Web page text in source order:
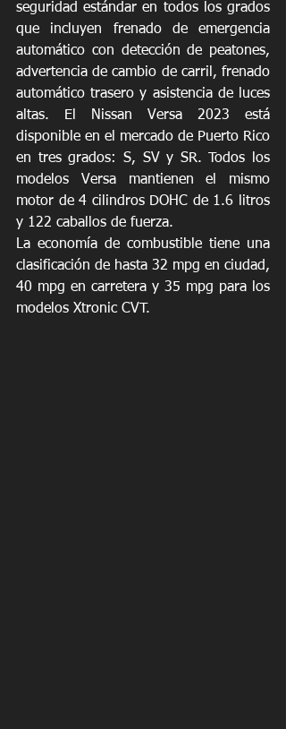
seguridad estándar en todos los grados
que incluyen frenado de emergencia
automático con detección de peatones,
advertencia de cambio de carril, frenado
automático trasero y asistencia de luces
altas. El Nissan Versa 2023 está
disponible en el mercado de Puerto Rico
en tres grados: S, SV y SR. Todos los
modelos Versa mantienen el mismo
motor de 4 cilindros DOHC de 1.6 litros
y 122 caballos de fuerza.
La economía de combustible tiene una
clasificación de hasta 32 mpg en ciudad,
40 mpg en carretera y 35 mpg para los
modelos Xtronic CVT.